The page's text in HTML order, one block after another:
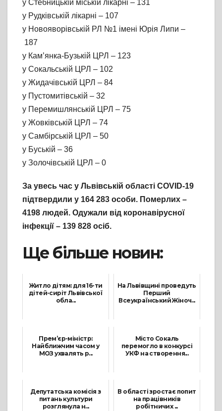
у Стебницькій міській лікарні – 131
у Рудківській лікарні – 107
у Новояворівській РЛ №1 імені Юрія Липи –
187
у Кам’янка-Бузькій ЦРЛ – 123
у Сокальській ЦРЛ – 102
у Жидачівській ЦРЛ – 84
у Пустомитівській – 32
у Перемишлянській ЦРЛ – 75
у Жовківській ЦРЛ – 74
у Самбірській ЦРЛ – 50
у Буській – 36
у Золочівській ЦРЛ – 0
За увесь час у Львівській області COVID-19
підтвердили у 164 283 особи. Померлих –
4198 людей. Одужали від коронавірусної
інфекції – 139 828 осіб.
Ще більше новин:
Житло дітям: для 16-ти
дітей-сиріт Львівської
обла...
На Львівщині проведуть
Перший
Всеукраїнський Жіноч...
Прем’єр-міністр:
Найближчим часом у
МОЗ ухвалять р...
Місто Сокаль
перемогло в конкурсі
УКФ на створення...
Депутатська комісія з
питань культури
розглянула н...
В області зростає попит
на працівників
робітничих ...